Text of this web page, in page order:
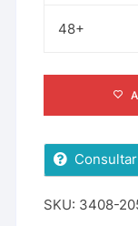
48+
Consultar
SKU: 3408-